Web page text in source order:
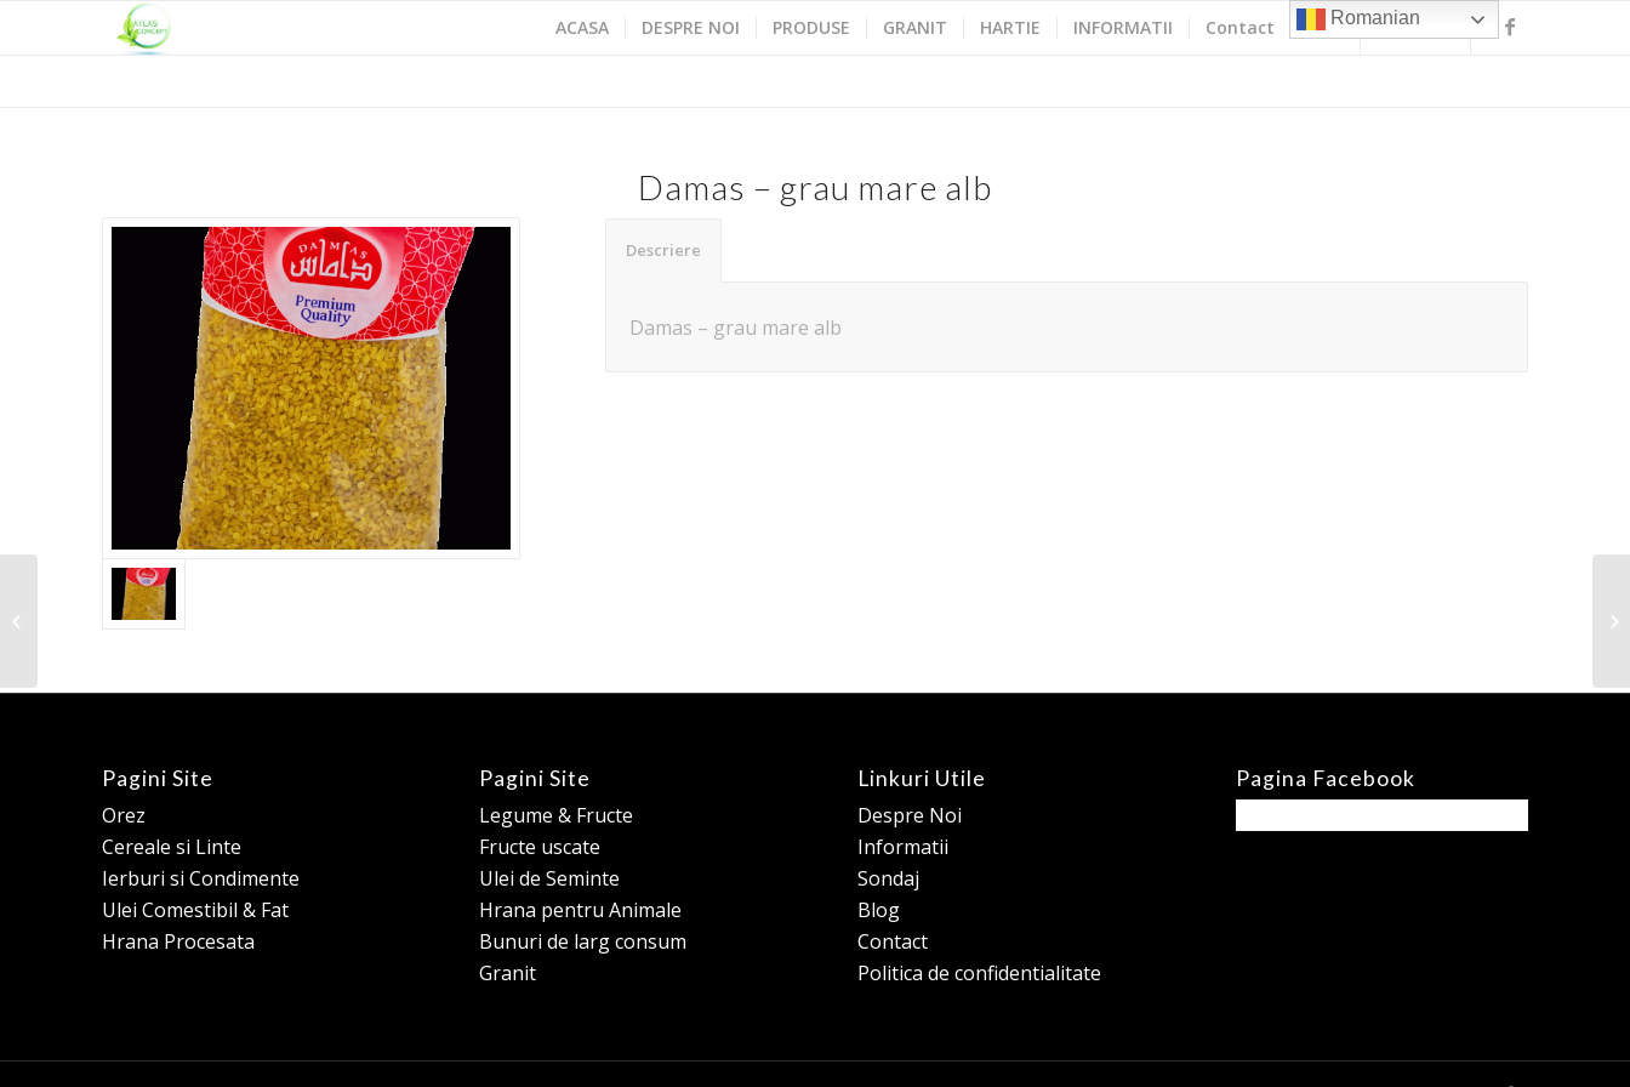
ACASA DESPRE NOI PRODUSE GRANIT HARTIE INFORMATII Contact
Damas – grau mare alb
Descriere
Damas – grau mare alb
Pagini Site
Orez
Cereale si Linte
Ierburi si Condimente
Ulei Comestibil & Fat
Hrana Procesata
Pagini Site
Legume & Fructe
Fructe uscate
Ulei de Seminte
Hrana pentru Animale
Bunuri de larg consum
Granit
Linkuri Utile
Despre Noi
Informatii
Sondaj
Blog
Contact
Politica de confidentialitate
Pagina Facebook
Damas – Stevie uscata
Romanian